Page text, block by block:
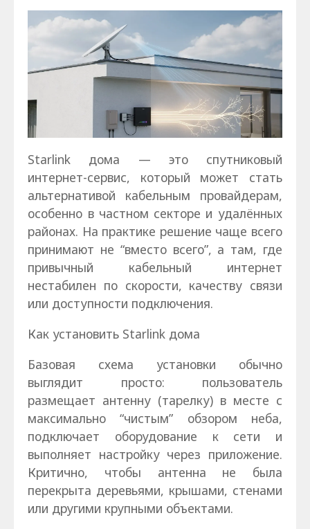
Starlink дома — это спутниковый
интернет-сервис, который может стать
альтернативой кабельным провайдерам,
особенно в частном секторе и удалённых
районах. На практике решение чаще всего
принимают не “вместо всего”, а там, где
привычный кабельный интернет
нестабилен по скорости, качеству связи
или доступности подключения.
Как установить Starlink дома
Базовая схема установки обычно
выглядит просто: пользователь
размещает антенну (тарелку) в месте с
максимально “чистым” обзором неба,
подключает оборудование к сети и
выполняет настройку через приложение.
Критично, чтобы антенна не была
перекрыта деревьями, крышами, стенами
или другими крупными объектами.